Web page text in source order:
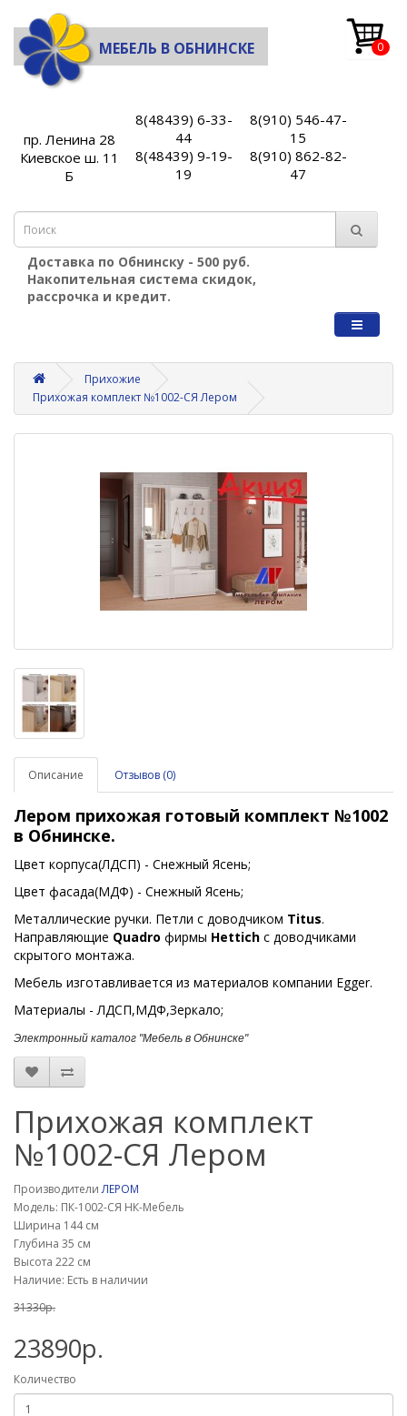
МЕБЕЛЬ В ОБНИНСКЕ 0
пр. Ленина 28
Киевское ш. 11
Б
8(48439) 6-33-
44
8(48439) 9-19-
19
8(910) 546-47-
15
8(910) 862-82-
47
Доставка по Обнинску - 500 руб.
Накопительная система скидок,
рассрочка и кредит.
Прихожие
Прихожая комплект №1002-СЯ Лером
Описание Отзывов (0)
Лером прихожая готовый комплект №1002
в Обнинске.
Цвет корпуса(ЛДСП) - Снежный Ясень;
Цвет фасада(МДФ) - Снежный Ясень;
Металлические ручки. Петли с доводчиком Titus.
Направляющие Quadro фирмы Hettich с доводчиками
скрытого монтажа.
Мебель изготавливается из материалов компании Egger.
Материалы - ЛДСП,МДФ,Зеркало;
Электронный каталог "Мебель в Обнинске"
Прихожая комплект
№1002-СЯ Лером
ПроизводителиЛЕРОМ
Модель: ПК-1002-СЯ НК-Мебель
Ширина 144 см
Глубина 35 см
Высота 222 см
Наличие: Есть в наличии
31330р.
23890р.
Количество